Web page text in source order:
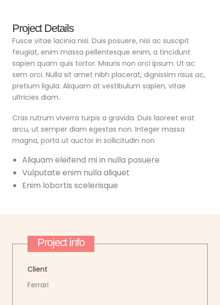
Project Details
Fusce vitae lacinia nisi. Duis posuere, nisi ac suscipit
feugiat, enim massa pellentesque enim, a tincidunt
sapien quam quis tortor. Mauris non orci ipsum. Ut ac
sem orci. Nulla sit amet nibh placerat, dignissim risus ac,
pretium ligula. Aliquam at vestibulum sapien, vitae
ultricies diam.
Cras rutrum viverra turpis a gravida. Duis laoreet erat
arcu, ut semper diam egestas non. Integer massa
magna, porta ut auctor in sollicitudin non
Aliquam eleifend mi in nulla posuere
Vulputate enim nulla aliquet
Enim lobortis scelerisque
Project info
Client
Ferrari